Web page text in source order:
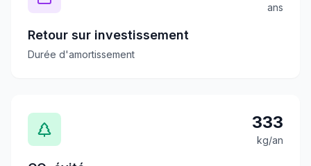
ans
Retour sur investissement
Durée d'amortissement
333
kg/an